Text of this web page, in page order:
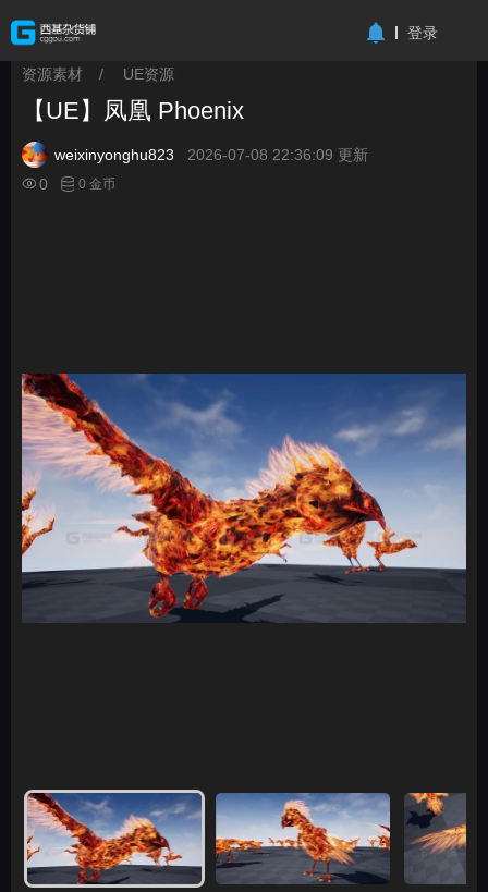
登录
资源素材 / UE资源
【UE】凤凰 Phoenix
weixinyonghu823
2026-07-08 22:36:09 更新
0
0 金币